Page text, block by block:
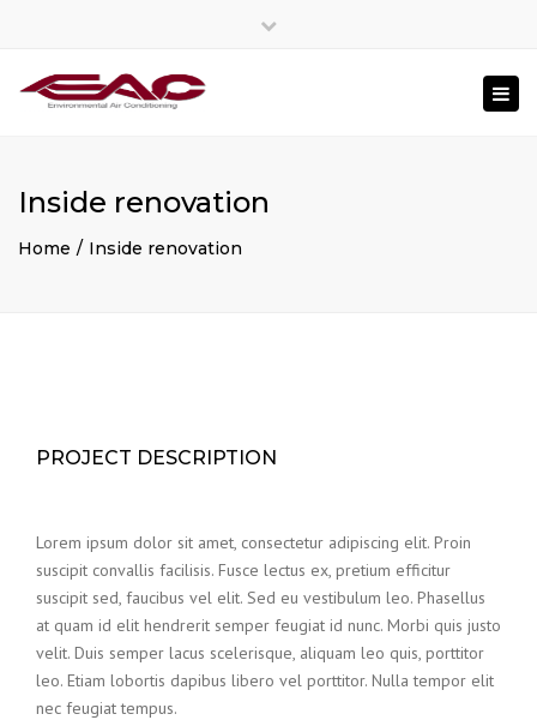
Inside renovation
Home Inside renovation
PROJECT DESCRIPTION
Lorem ipsum dolor sit amet, consectetur adipiscing elit. Proin
suscipit convallis facilisis. Fusce lectus ex, pretium efficitur
suscipit sed, faucibus vel elit. Sed eu vestibulum leo. Phasellus
at quam id elit hendrerit semper feugiat id nunc. Morbi quis justo
velit. Duis semper lacus scelerisque, aliquam leo quis, porttitor
leo. Etiam lobortis dapibus libero vel porttitor. Nulla tempor elit
nec feugiat tempus.